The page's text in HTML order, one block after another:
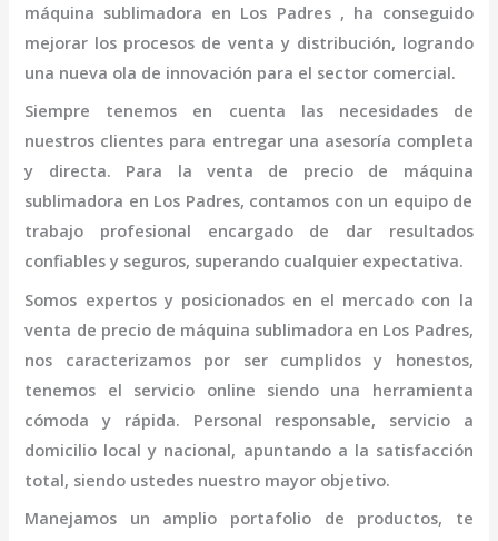
máquina sublimadora en Los Padres , ha conseguido
mejorar los procesos de venta y distribución, logrando
una nueva ola de innovación para el sector comercial.
Siempre tenemos en cuenta las necesidades de
nuestros clientes para entregar una asesoría completa
y directa. Para la venta de precio de
máquina
sublimadora en Los Padres, contamos con un equipo de
trabajo profesional encargado de dar resultados
confiables y seguros, superando cualquier expectativa.
Somos expertos y posicionados en el mercado con la
venta de precio de máquina sublimadora en Los Padres,
nos caracterizamos por ser cumplidos y honestos,
tenemos el servicio online siendo una herramienta
cómoda y rápida. Personal responsable, servicio a
domicilio local y nacional, apuntando a la satisfacción
total, siendo ustedes nuestro mayor objetivo.
Manejamos un amplio portafolio de productos, te